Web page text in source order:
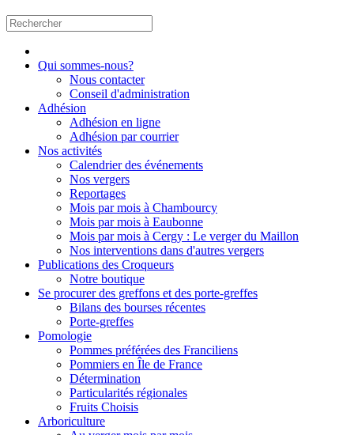
Qui sommes-nous?
Nous contacter
Conseil d'administration
Adhésion
Adhésion en ligne
Adhésion par courrier
Nos activités
Calendrier des événements
Nos vergers
Reportages
Mois par mois à Chambourcy
Mois par mois à Eaubonne
Mois par mois à Cergy : Le verger du Maillon
Nos interventions dans d'autres vergers
Publications des Croqueurs
Notre boutique
Se procurer des greffons et des porte-greffes
Bilans des bourses récentes
Porte-greffes
Pomologie
Pommes préférées des Franciliens
Pommiers en Île de France
Détermination
Particularités régionales
Fruits Choisis
Arboriculture